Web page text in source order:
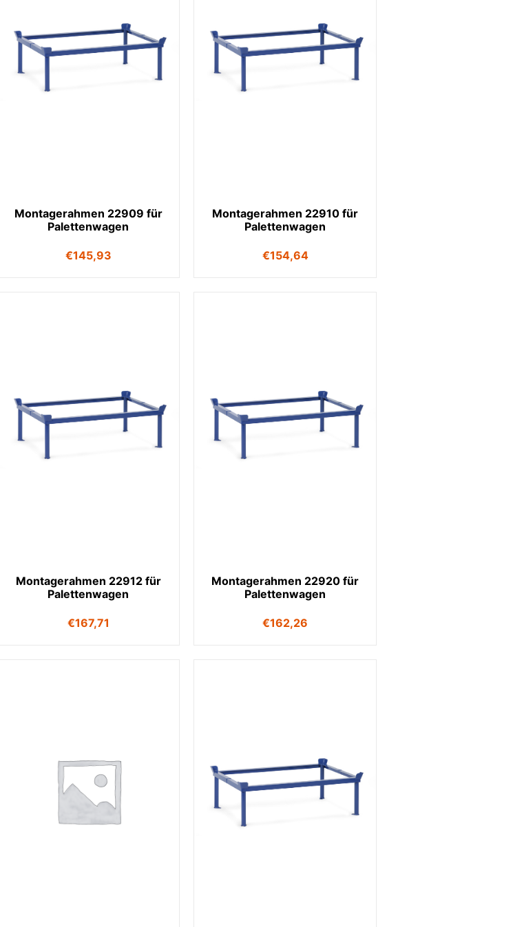
Montagerahmen 22909 für
Palettenwagen
€145,93
Montagerahmen 22910 für
Palettenwagen
€154,64
Montagerahmen 22912 für
Palettenwagen
€167,71
Montagerahmen 22920 für
Palettenwagen
€162,26